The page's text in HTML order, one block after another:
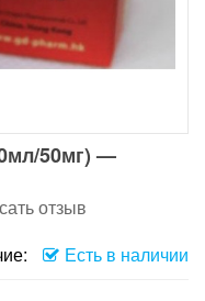
50мг) —
отзыв
Есть в наличии